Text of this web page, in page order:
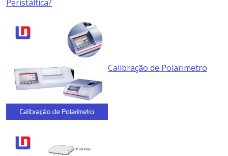
Peristáltica?
Calibração de Polarimetro